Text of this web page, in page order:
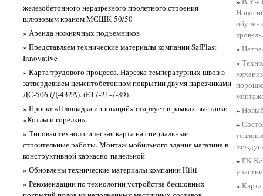
железобетонного неразрезного пролетного строения
шлюзовым краном МСШК-50/50
» Аренда ножничных подъемников
» Представляем технические материалы компании SafPlast
Innovative
» Карта трудового процесса. Нарезка температурных швов в
затвердевшем цементобетонном покрытии двумя нарезчиками
ДС-506 (Д-432А). (Е17-21-7-89)
» Проект «Площадка инноваций» стартует в рамках выставки
«Котлы и горелки».
» Типовая технологическая карта на специальные
строительные работы. Монтаж мобильного здания магазина в
конструктивной каркасно-панельной
» Обновлены технические материалы компании Hilti
» Рекомендации по технологии устройства бесшовных
кровель.
»
»
»
»
» ГК
» Карта